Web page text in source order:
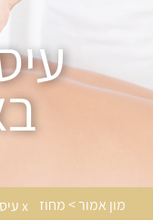
מון אמור > מחוז x עיסוי מגבר לאישה